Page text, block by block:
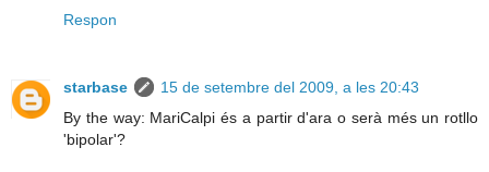
Respon
starbase
15 de setembre del 2009, a les 20:43
By the way: MariCalpi és a partir d'ara o serà més un rotllo
'bipolar'?